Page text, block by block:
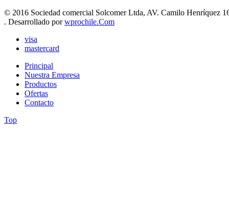
© 2016 Sociedad comercial Solcomer Ltda, AV. Camilo Henríquez
. Desarrollado porwprochile.Com
visa
mastercard
Principal
Nuestra Empresa
Productos
Ofertas
Contacto
Top